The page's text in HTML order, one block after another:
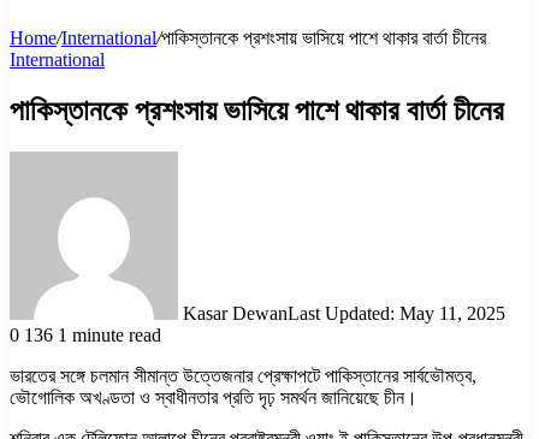
Home/International/পাকিস্তানকে প্রশংসায় ভাসিয়ে পাশে থাকার বার্তা চীনের
International
পাকিস্তানকে প্রশংসায় ভাসিয়ে পাশে থাকার বার্তা চীনের
Kasar DewanLast Updated: May 11, 2025
0 136 1 minute read
ভারতের সঙ্গে চলমান সীমান্ত উত্তেজনার প্রেক্ষাপটে পাকিস্তানের সার্বভৌমত্ব,
ভৌগোলিক অখণ্ডতা ও স্বাধীনতার প্রতি দৃঢ় সমর্থন জানিয়েছে চীন।